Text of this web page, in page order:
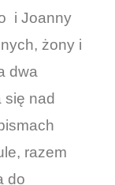
i Joanny
żony i
dwa
się nad
razem
do